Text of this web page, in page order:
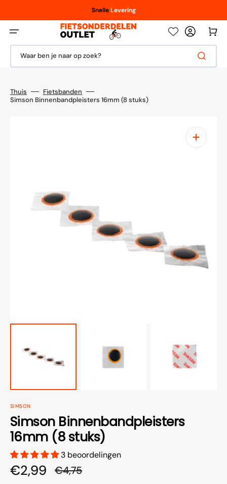
content
SnelleLevering
Vanaf € 100,- / € 150,-Scherpeprijzen
Waar ben je naar op zoek?
Thuis
Fietsbanden
Simson Binnenbandpleisters 16mm (8 stuks)
1
van
media
openen
SIMSON
Simson Binnenbandpleisters
16mm (8 stuks)
3 beoordelingen
Aanbiedingsprijs
€2,99
Normale
€4,75